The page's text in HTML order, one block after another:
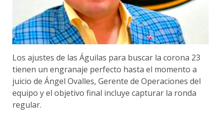
Los ajustes de las Águilas para buscar la corona 23
tienen un engranaje perfecto hasta el momento a
juicio de Ángel Ovalles, Gerente de Operaciones del
equipo y el objetivo final incluye capturar la ronda
regular.